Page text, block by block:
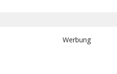
Werbung